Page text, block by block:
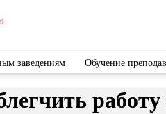
заведениям Обучение